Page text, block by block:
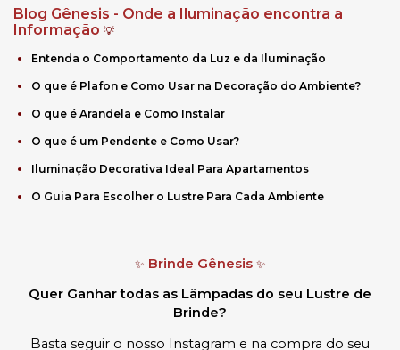
Blog Gênesis - Onde a Iluminação encontra a
Informação 💡
Entenda o Comportamento da Luz e da Iluminação
O que é Plafon e Como Usar na Decoração do Ambiente?
O que é Arandela e Como Instalar
O que é um Pendente e Como Usar?
Iluminação Decorativa Ideal Para Apartamentos
O Guia Para Escolher o Lustre Para Cada Ambiente
✨ Brinde Gênesis ✨
Quer Ganhar todas as Lâmpadas do seu Lustre de
Brinde?
Basta seguir o nosso Instagram e na compra do seu